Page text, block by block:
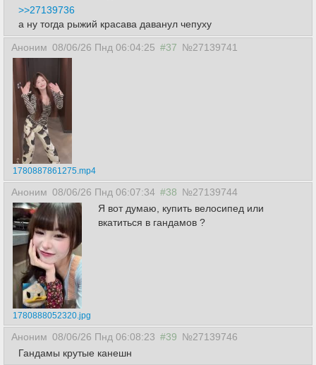
>>27139736
а ну тогда рыжий красава даванул чепуху
Аноним 08/06/26 Пнд 06:04:25 #37 №27139741
1780887861275.mp4
Аноним 08/06/26 Пнд 06:07:34 #38 №27139744
1780888052320.jpg
Я вот думаю, купить велосипед или
вкатиться в гандамов ?
Аноним 08/06/26 Пнд 06:08:23 #39 №27139746
Гандамы крутые канешн